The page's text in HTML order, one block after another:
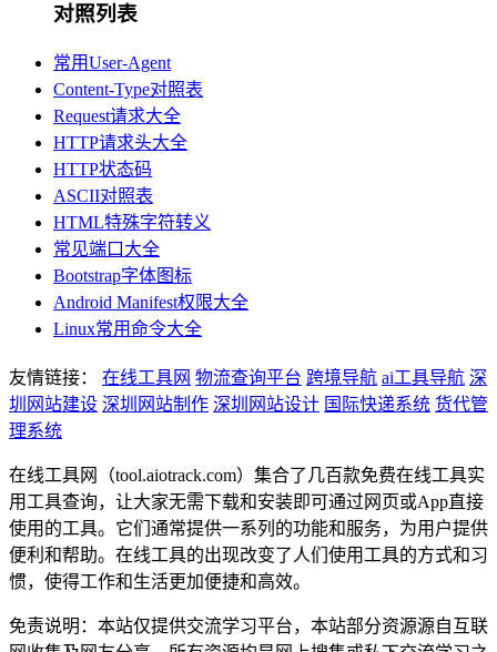
对照列表
常用User-Agent
Content-Type对照表
Request请求大全
HTTP请求头大全
HTTP状态码
ASCII对照表
HTML特殊字符转义
常见端口大全
Bootstrap字体图标
Android Manifest权限大全
Linux常用命令大全
友情链接： 在线工具网 物流查询平台 跨境导航 ai工具导航 深
圳网站建设 深圳网站制作 深圳网站设计 国际快递系统 货代管
理系统
在线工具网（tool.aiotrack.com）集合了几百款免费在线工具实
用工具查询，让大家无需下载和安装即可通过网页或App直接
使用的工具。它们通常提供一系列的功能和服务，为用户提供
便利和帮助。在线工具的出现改变了人们使用工具的方式和习
惯，使得工作和生活更加便捷和高效。
免责说明：本站仅提供交流学习平台，本站部分资源源自互联